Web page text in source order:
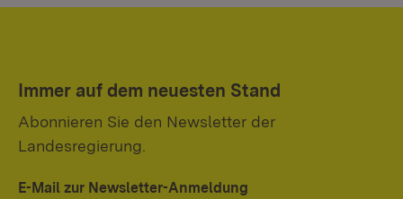
Immer auf dem neuesten Stand
Abonnieren Sie den Newsletter der
Landesregierung.
E-Mail zur Newsletter-Anmeldung